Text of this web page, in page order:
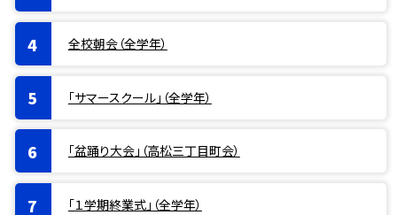
全校朝会（全学年）
「サマースクール」（全学年）
「盆踊り大会」（高松三丁目町会）
「１学期終業式」（全学年）